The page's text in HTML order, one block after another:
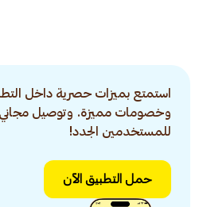
استمتع بميزات حصرية داخل
وخصومات مميزة. وتوصيل مجاني
للمستخدمين الجدد!
حمل التطبيق الآن